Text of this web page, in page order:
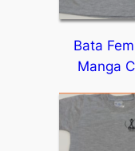
Bata
Manga